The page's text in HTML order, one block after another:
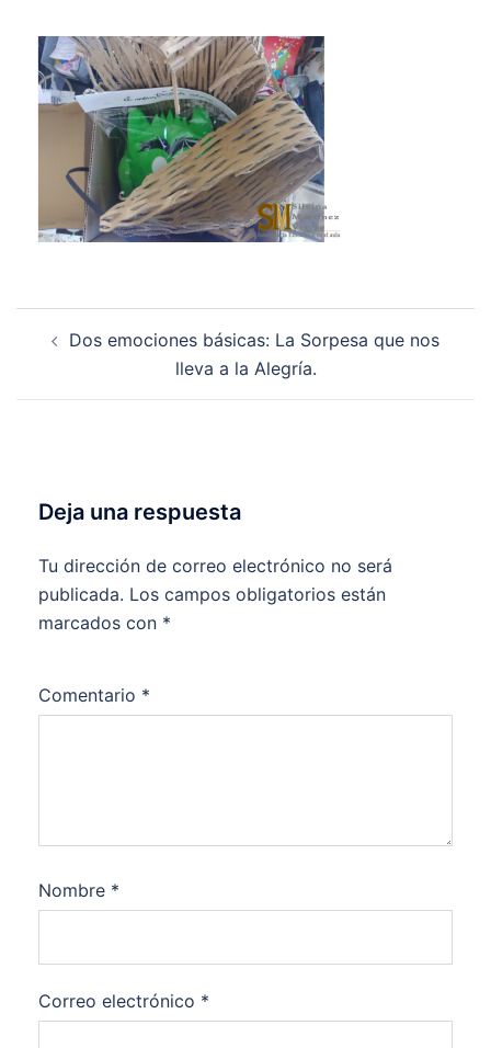
Dos emociones básicas: La Sorpesa que nos
lleva a la Alegría.
Deja una respuesta
Tu dirección de correo electrónico no será
publicada. Los campos obligatorios están
marcados con *
Comentario *
Nombre *
Correo electrónico *